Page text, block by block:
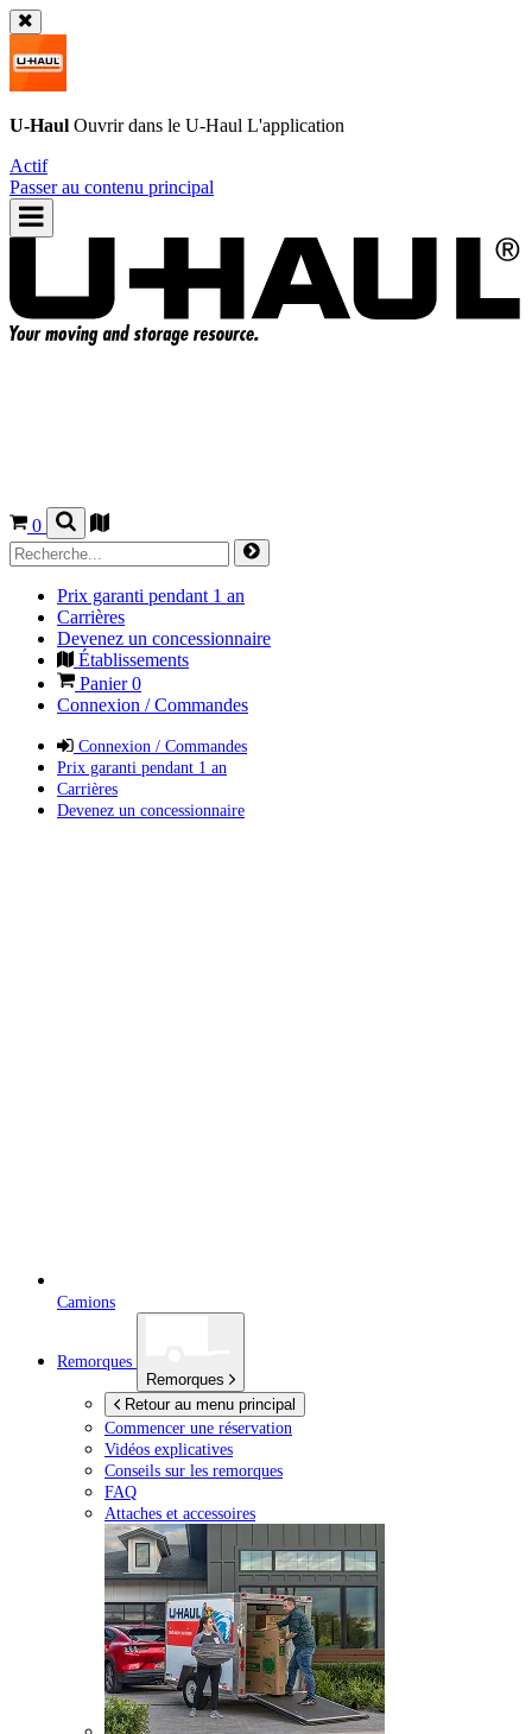
U-Haul Ouvrir dans le U-Haul L'application
Actif
Passer au contenu principal
0
Prix garanti pendant 1 an
Carrières
Devenez un concessionnaire
Établissements
Panier0
Connexion / Commandes
Connexion / Commandes
Prix garanti pendant 1 an
Carrières
Devenez un concessionnaire
Camions
Remorques
Remorques
Retour au menu principal
Commencer une réservation
Vidéos explicatives
Conseils sur les remorques
FAQ
Attaches et accessoires